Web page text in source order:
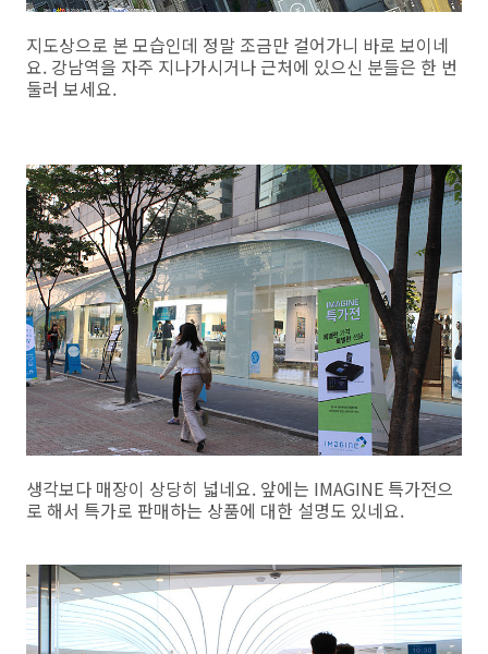
지도상으로 본 모습인데 정말 조금만 걸어가니 바로 보이네
요. 강남역을 자주 지나가시거나 근처에 있으신 분들은 한 번
둘러 보세요.
생각보다 매장이 상당히 넓네요. 앞에는 IMAGINE 특가전으
로 해서 특가로 판매하는 상품에 대한 설명도 있네요.